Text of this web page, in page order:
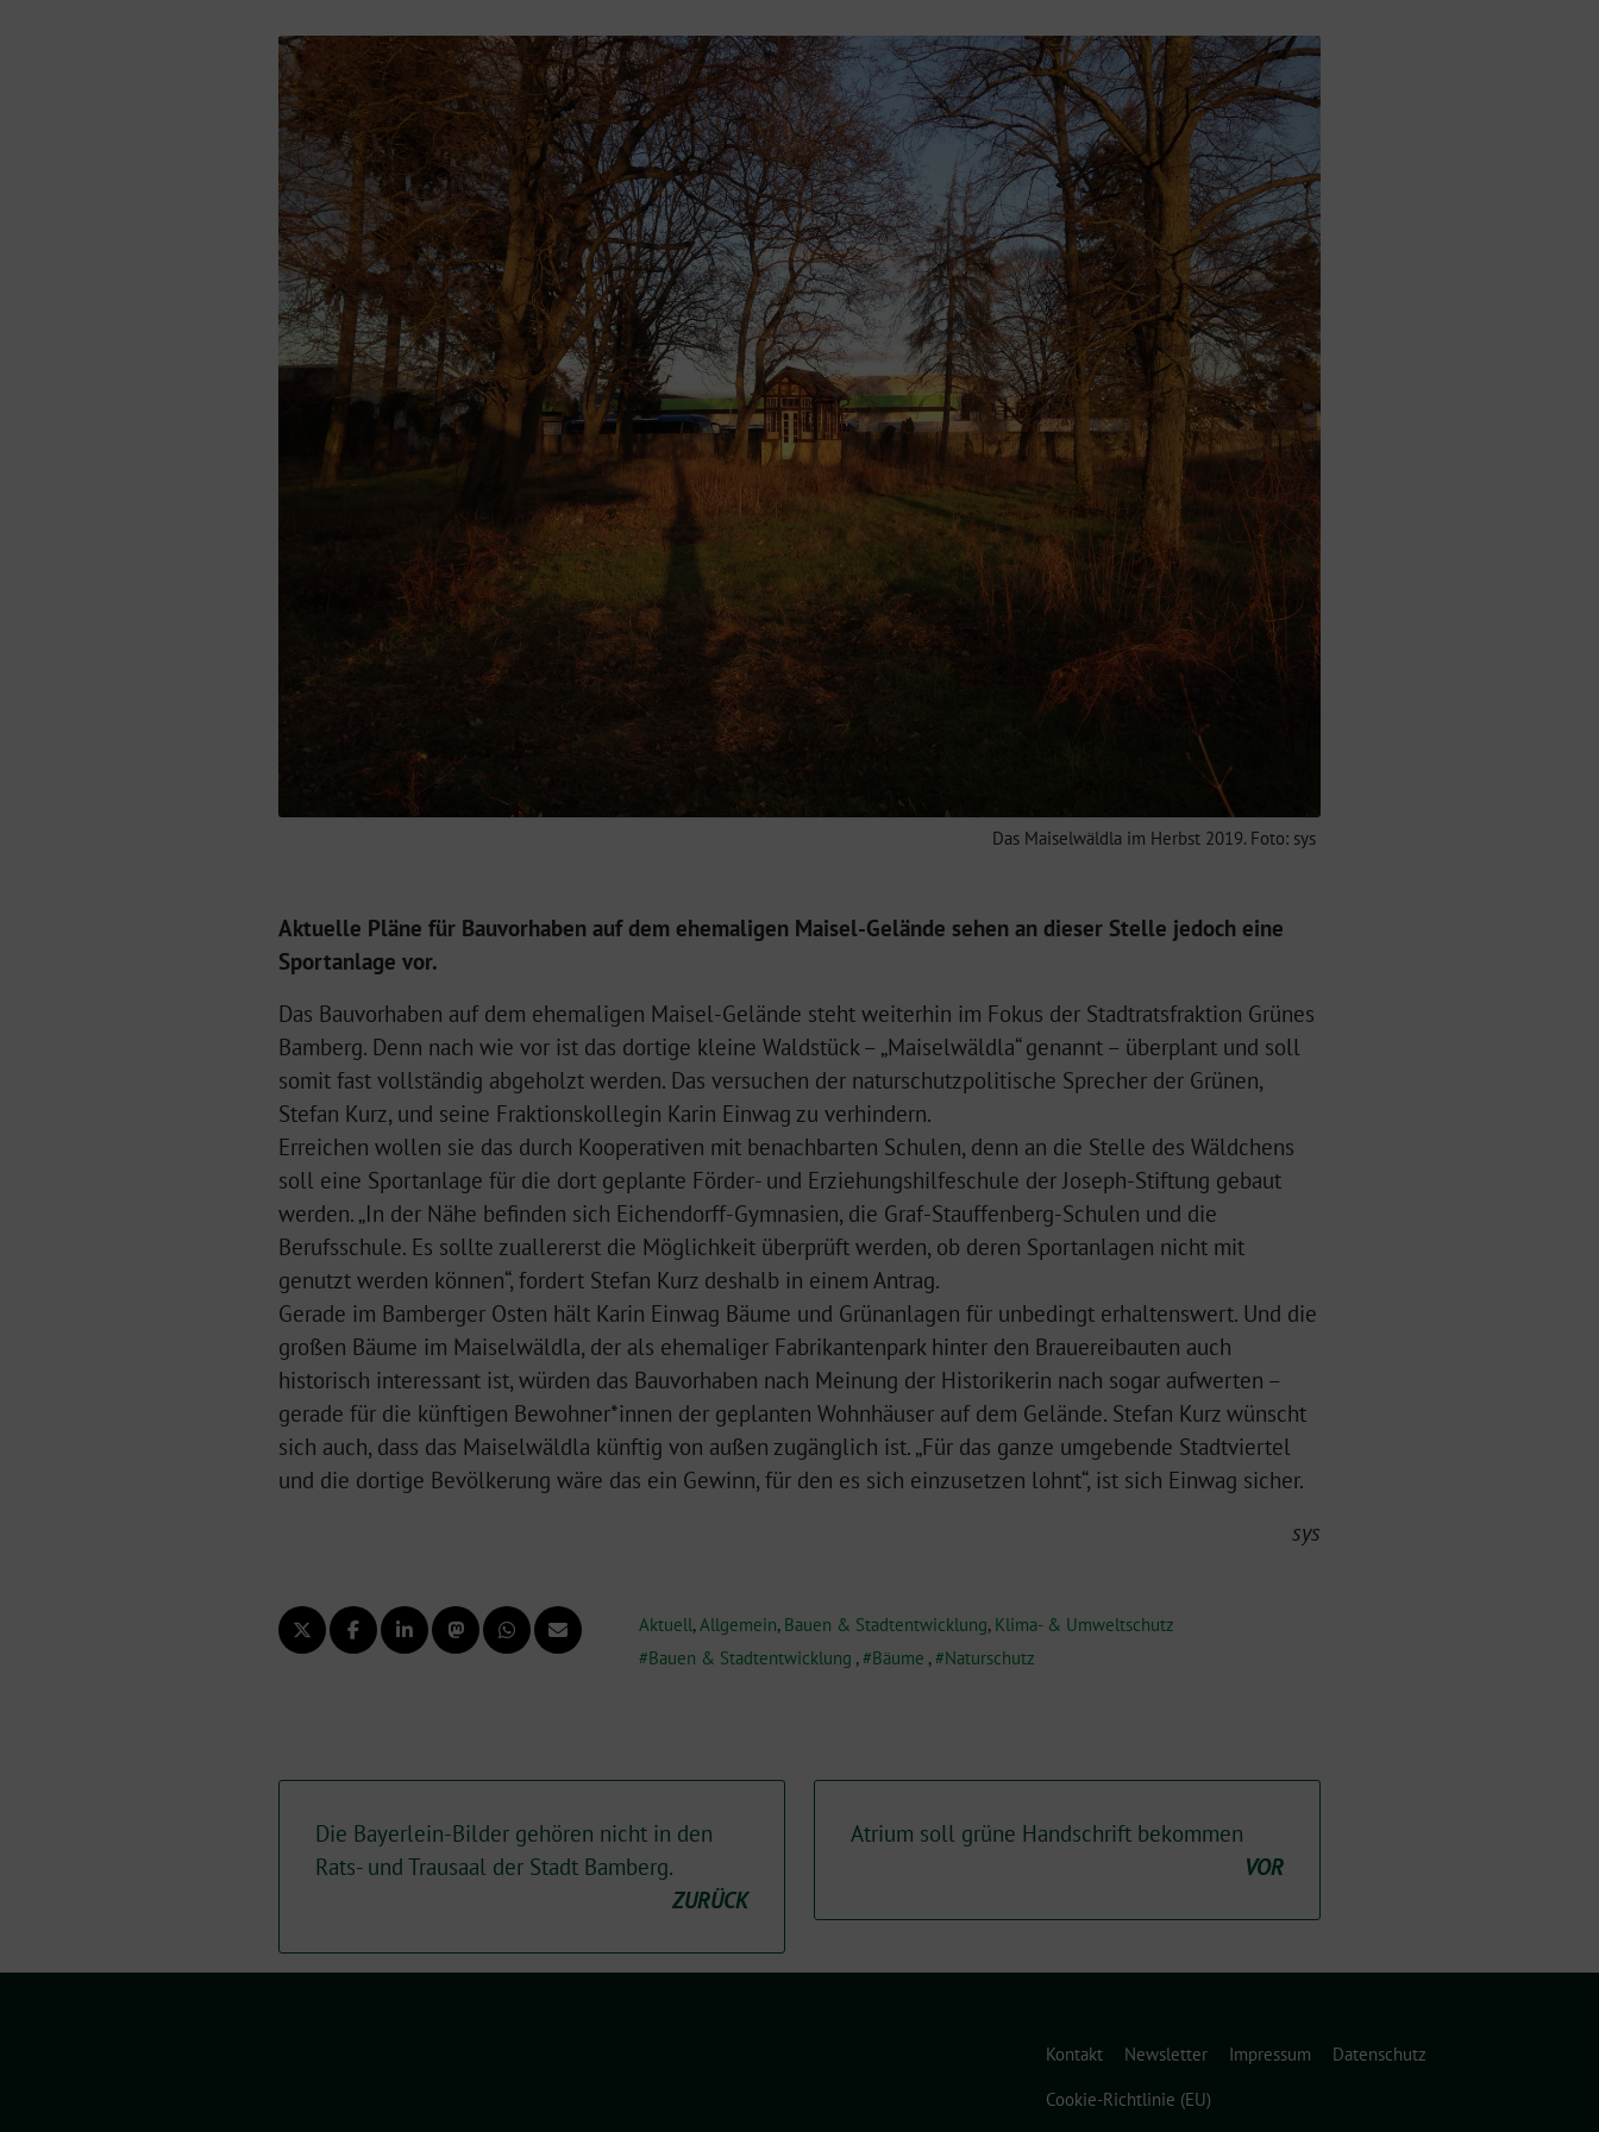
Das Maiselwäldla im Herbst 2019. Foto: sys
Aktuelle Pläne für Bauvorhaben auf dem ehemaligen Maisel-Gelände sehen an dieser Stelle jedoch eine
Sportanlage vor.
Das Bauvorhaben auf dem ehemaligen Maisel-Gelände steht weiterhin im Fokus der Stadtratsfraktion Grünes
Bamberg. Denn nach wie vor ist das dortige kleine Waldstück – „Maiselwäldla“ genannt – überplant und soll
somit fast vollständig abgeholzt werden. Das versuchen der naturschutzpolitische Sprecher der Grünen,
Stefan Kurz, und seine Fraktionskollegin Karin Einwag zu verhindern.
Erreichen wollen sie das durch Kooperativen mit benachbarten Schulen, denn an die Stelle des Wäldchens
soll eine Sportanlage für die dort geplante Förder- und Erziehungshilfeschule der Joseph-Stiftung gebaut
werden. „In der Nähe befinden sich Eichendorff-Gymnasien, die Graf-Stauffenberg-Schulen und die
Berufsschule. Es sollte zuallererst die Möglichkeit überprüft werden, ob deren Sportanlagen nicht mit
genutzt werden können“, fordert Stefan Kurz deshalb in einem Antrag.
Gerade im Bamberger Osten hält Karin Einwag Bäume und Grünanlagen für unbedingt erhaltenswert. Und die
großen Bäume im Maiselwäldla, der als ehemaliger Fabrikantenpark hinter den Brauereibauten auch
historisch interessant ist, würden das Bauvorhaben nach Meinung der Historikerin nach sogar aufwerten –
gerade für die künftigen Bewohner*innen der geplanten Wohnhäuser auf dem Gelände. Stefan Kurz wünscht
sich auch, dass das Maiselwäldla künftig von außen zugänglich ist. „Für das ganze umgebende Stadtviertel
und die dortige Bevölkerung wäre das ein Gewinn, für den es sich einzusetzen lohnt“, ist sich Einwag sicher.
sys
Aktuell,Allgemein, Bauen & Stadtentwicklung, Klima- & Umweltschutz
Bauen & Stadtentwicklung , Bäume , Naturschutz
Die Bayerlein-Bilder gehören nicht in den
Rats- und Trausaal der Stadt Bamberg.
ZURÜCK
Atrium soll grüne Handschrift bekommen
VOR
Kontakt Newsletter Impressum
Datenschutz
Cookie-Richtlinie (EU)